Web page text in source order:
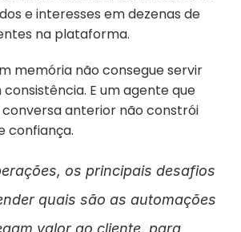
e interesses em dezenas de
na plataforma.
memória não consegue servir
E um agente que
anterior não constrói
confiança.
os principais desafios
quais são as automações
valor ao cliente, para